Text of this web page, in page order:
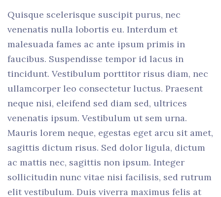
Quisque scelerisque suscipit purus, nec
venenatis nulla lobortis eu. Interdum et
malesuada fames ac ante ipsum primis in
faucibus. Suspendisse tempor id lacus in
tincidunt. Vestibulum porttitor risus diam, nec
ullamcorper leo consectetur luctus. Praesent
neque nisi, eleifend sed diam sed, ultrices
venenatis ipsum. Vestibulum ut sem urna.
Mauris lorem neque, egestas eget arcu sit amet,
sagittis dictum risus. Sed dolor ligula, dictum
ac mattis nec, sagittis non ipsum. Integer
sollicitudin nunc vitae nisi facilisis, sed rutrum
elit vestibulum. Duis viverra maximus felis at